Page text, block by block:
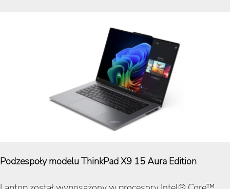
Podzespoły modelu ThinkPad X9 15 Aura Edition